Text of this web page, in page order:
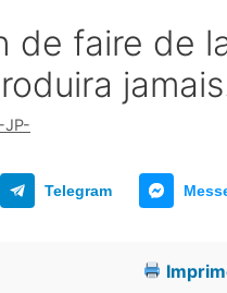
de faire de
-JP-
Telegram